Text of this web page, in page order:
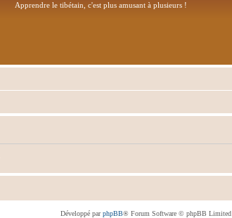
Apprendre le tibétain, c'est plus amusant à plusieurs !
Développé parphpBB® Forum Software © phpBB Limited